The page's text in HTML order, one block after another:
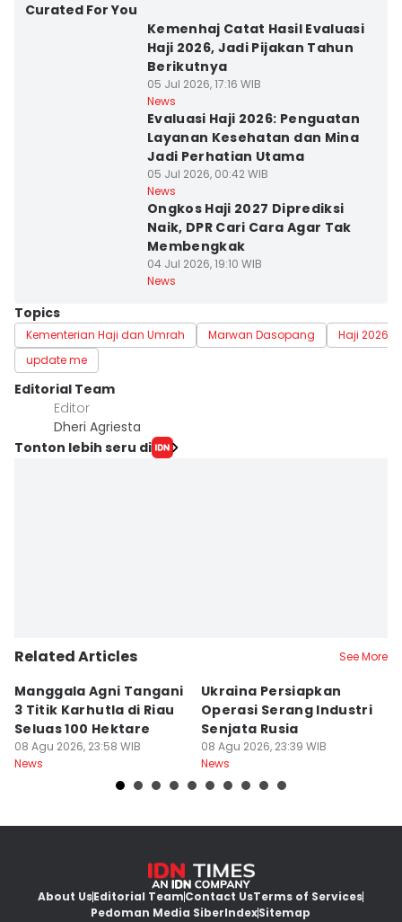
Curated For You
Kemenhaj Catat Hasil Evaluasi
Haji 2026, Jadi Pijakan Tahun
Berikutnya
05 Jul 2026, 17:16 WIB
News
Evaluasi Haji 2026: Penguatan
Layanan Kesehatan dan Mina
Jadi Perhatian Utama
05 Jul 2026, 00:42 WIB
News
Ongkos Haji 2027 Diprediksi
Naik, DPR Cari Cara Agar Tak
Membengkak
04 Jul 2026, 19:10 WIB
News
Topics
Kementerian Haji dan Umrah Marwan Dasopang
Haji 2026
update me
Editorial Team
Editor
Dheri Agriesta
Tonton lebih seru di
Related Articles See More
Manggala Agni Tangani
3 Titik Karhutla di Riau
Seluas 100 Hektare
08 Agu 2026, 23:58 WIB
News
Ukraina Persiapkan
Operasi Serang Industri
Senjata Rusia
08 Agu 2026, 23:39 WIB
News
About UsEditorial TeamContact UsTerms of Services
Pedoman Media SiberIndexSitemap